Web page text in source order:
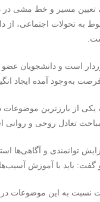
تعیین مسیر و خط مشی
به تحولات اجتماعی،
است و دانشجویان
به‌وجود آمده ایجاد
یکی از بارزترین
تعادل روحی و
توانمندی و آگاهی‌ها
باید با آموزش
نسبت به این